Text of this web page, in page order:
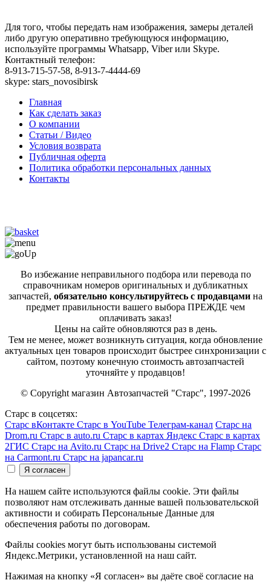
Для того, чтобы передать нам изображения, замеры деталей
либо другую оперативно требующуюся информацию,
используйте программы Whatsapp, Viber или Skype.
Контактный телефон:
8-913-715-57-58, 8-913-7-4444-69
skype: stars_novosibirsk
Главная
Как сделать заказ
О компании
Статьи / Видео
Условия возврата
Публичная оферта
Политика обработки персональных данных
Контакты
Во избежание неправильного подбора или перевода по
справочникам номеров оригинальных и дубликатных
запчастей, обязательно консультируйтесь с продавцами на
предмет правильности вашего выбора ПРЕЖДЕ чем
оплачивать заказ!
Цены на сайте обновляются раз в день.
Тем не менее, может возникнуть ситуация, когда обновление
актуальных цен товаров происходит быстрее синхронизации с
сайтом, поэтому конечную стоимость автозапчастей
уточняйте у продавцов!
© Copyright магазин Автозапчастей "Старс", 1997-2026
Старс в соцсетях:
Старс вКонтакте Старс в YouTube Телеграм-канал Старс на
Drom.ru Старс в auto.ru Старс в картах Яндекс Старс в картах
2ГИС Старс на Avito.ru Старс на Drive2 Старс на Flamp Старс
на Carmont.ru Старс на japancar.ru
На нашем сайте используются файлы cookie. Эти файлы
позволяют нам отслеживать данные вашей пользовательской
активности и собирать Персональные Данные для
обеспечения работы по договорам.
Файлы cookies могут быть использованы системой
Яндекс.Метрики, установленной на наш сайт.
Нажимая на кнопку «Я согласен» вы даёте своё согласие на